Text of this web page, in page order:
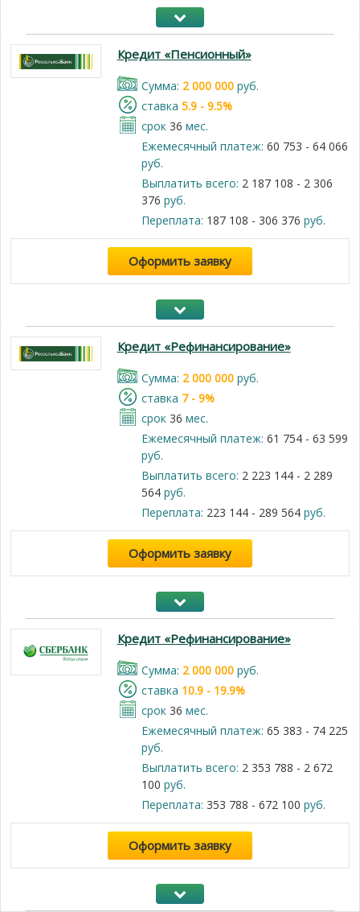
Кредит «Пенсионный»
Cумма: 2 000 000руб.
cтавка 5.9 - 9.5%
срок 36 мес.
Ежемесячный платеж: 60 753 - 64 066
руб.
Выплатить всего: 2 187 108 - 2 306
376 руб.
Переплата: 187 108 - 306 376 руб.
Оформить заявку
Кредит «Рефинансирование»
Cумма: 2 000 000руб.
cтавка 7 - 9%
срок 36 мес.
Ежемесячный платеж: 61 754 - 63 599
руб.
Выплатить всего: 2 223 144 - 2 289
564руб.
Переплата: 223 144 - 289 564руб.
Оформить заявку
Кредит «Рефинансирование»
Cумма: 2 000 000руб.
cтавка 10.9 - 19.9%
срок 36 мес.
Ежемесячный платеж: 65 383 - 74 225
руб.
Выплатить всего: 2 353 788 - 2 672
100 руб.
Переплата: 353 788 - 672 100 руб.
Оформить заявку